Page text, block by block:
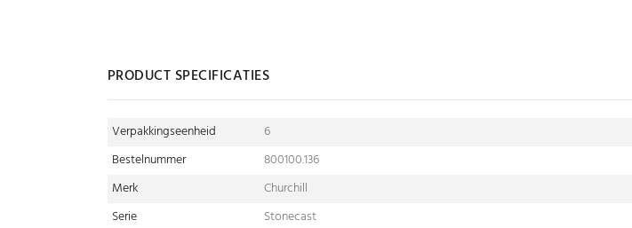
PRODUCT SPECIFICATIES
Verpakkingseenheid
6
Bestelnummer
800100.136
Merk
Churchill
Serie
Stonecast